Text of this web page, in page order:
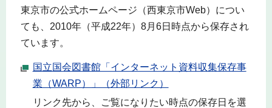
東京市の公式ホームページ（西東京市Web）につい
ても、2010年（平成22年）8月6日時点から保存され
ています。
国立国会図書館「インターネット資料収集保存事
業（WARP）」（外部リンク）
リンク先から、ご覧になりたい時点の保存日を選